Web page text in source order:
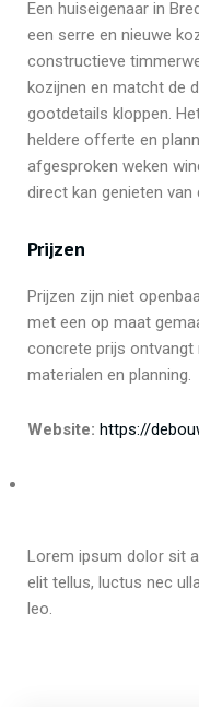
Een huiseigenaar in
een serre en nieuwe
constructieve
kozijnen en matcht de
gootdetails kloppen.
heldere offerte en
afgesproken weken
direct kan genieten
Prijzen
Prijzen zijn niet
met een op maat
concrete prijs ontvangt
materialen en planning.
Website: https://
Lorem ipsum dolor sit
elit tellus, luctus nec
leo.